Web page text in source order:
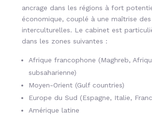
ancrage dans les régions à fort
économique, couplé à une maîtrise
interculturelles. Le cabinet est
dans les zones suivantes :
Afrique francophone (Maghreb,
subsaharienne)
Moyen-Orient (Gulf countries)
Europe du Sud (Espagne, Italie,
Amérique latine